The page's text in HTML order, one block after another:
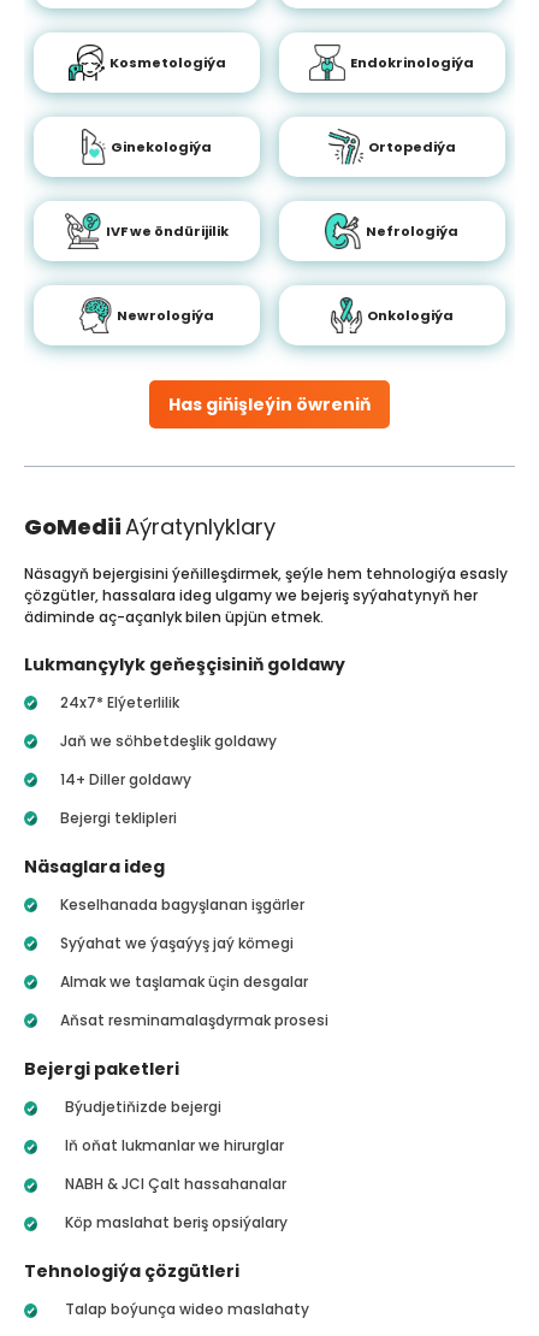
Has giňişleýin öwreniň
Kosmetologiýa Endokrinologiýa
Ginekologiýa Ortopediýa
IVF we öndürijilik Nefrologiýa
Newrologiýa Onkologiýa
GoMediiAýratynlyklary
Näsagyň bejergisini ýeňilleşdirmek, şeýle hem tehnologiýa esasly
çözgütler, hassalara ideg ulgamy we bejeriş syýahatynyň her
ädiminde aç-açanlyk bilen üpjün etmek.
Lukmançylyk geňeşçisiniň goldawy
24x7* Elýeterlilik
Jaň we söhbetdeşlik goldawy
14+ Diller goldawy
Bejergi teklipleri
Näsaglara ideg
Keselhanada bagyşlanan işgärler
Syýahat we ýaşaýyş jaý kömegi
Almak we taşlamak üçin desgalar
Aňsat resminamalaşdyrmak prosesi
Bejergi paketleri
Býudjetiňizde bejergi
Iň oňat lukmanlar we hirurglar
NABH & JCI Çalt hassahanalar
Köp maslahat beriş opsiýalary
Tehnologiýa çözgütleri
Talap boýunça wideo maslahaty